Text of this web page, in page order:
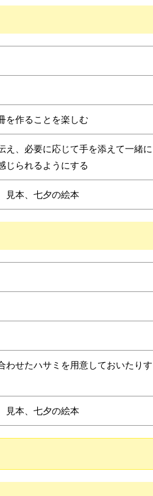
を作ることを楽しむ
え、必要に応じて手を添えて一緒に
じられるようにする
見本、七夕の絵本
わせたハサミを用意しておいたりす
見本、七夕の絵本